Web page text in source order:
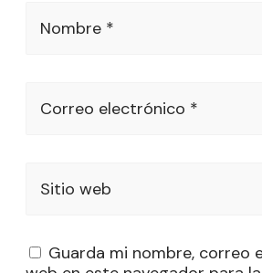
Nombre *
Correo electrónico *
Sitio web
Guarda mi nombre, correo